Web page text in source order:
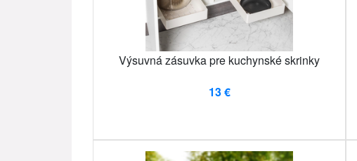
Výsuvná zásuvka pre kuchynské skrinky
13 €